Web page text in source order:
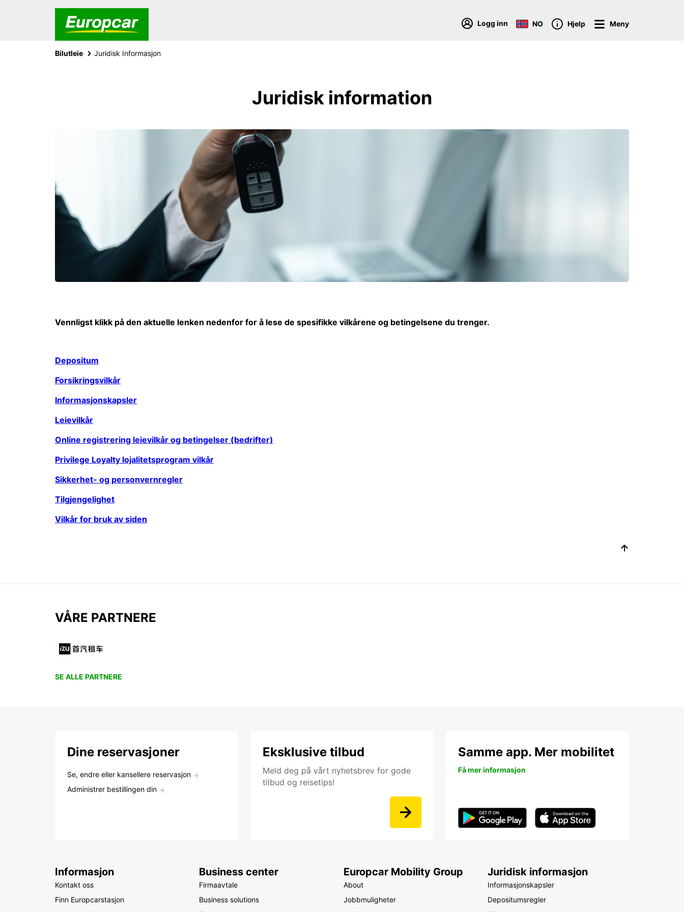
Logg inn NO Hjelp Meny
Bilutleie Juridisk Informasjon
Juridisk information
Vennligst klikk på den aktuelle lenken nedenfor for å lese de spesifikke vilkårene og betingelsene du trenger.
Depositum
Forsikringsvilkår
Informasjonskapsler
Leievilkår
Online registrering leievilkår og betingelser (bedrifter)
Privilege Loyalty lojalitetsprogram vilkår
Sikkerhet- og personvernregler
Tilgjengelighet
Vilkår for bruk av siden
VÅRE PARTNERE
SE ALLE PARTNERE
Dine reservasjoner
Se, endre eller kansellere reservasjon
Administrer bestillingen din
Eksklusive tilbud
Meld deg på vårt nyhetsbrev for gode
tilbud og reisetips!
Samme app. Mer mobilitet
Få mer informasjon
Informasjon
Kontakt oss
Finn Europcarstasjon
Business center
Firmaavtale
Business solutions
Europcar Mobility Group
About
Jobbmuligheter
Juridisk informasjon
Informasjonskapsler
Depositumsregler